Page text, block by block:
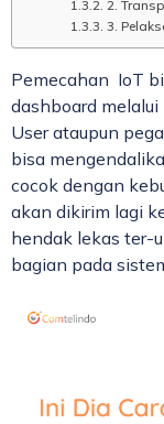
2.
3.
Pemecahan IoT
dashboard
User ataupun
bisa
cocok dengan
akan dikirim lagi
hendak lekas ter-
bagian pada